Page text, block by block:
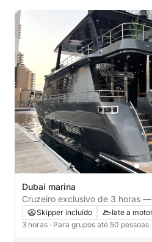
Dubai marina
Cruzeiro exclusivo de 3 horas
infinitas
Skipper incluído
Iate a
3 horas · Para grupos até 50 pessoas